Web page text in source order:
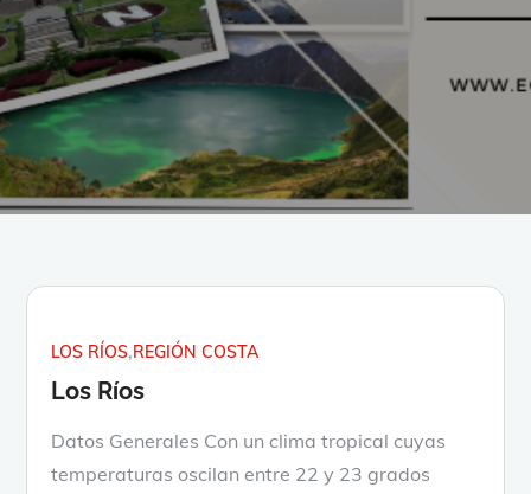
LOS RÍOS REGIÓN COSTA
Los Ríos
Datos Generales Con un clima tropical cuyas
temperaturas oscilan entre 22 y 23 grados